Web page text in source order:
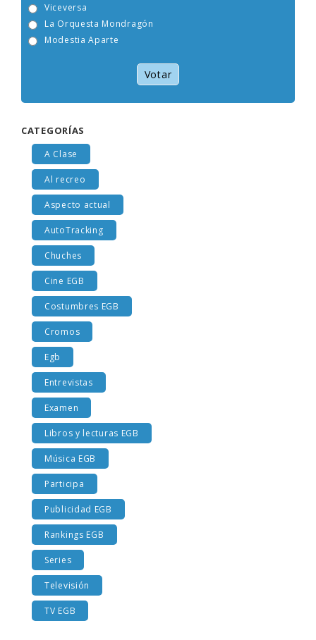
La Orquesta Mondragón
Modestia Aparte
Votar
CATEGORÍAS
A Clase
Al recreo
Aspecto actual
AutoTracking
Chuches
Cine EGB
Costumbres EGB
Cromos
Egb
Entrevistas
Examen
Libros y lecturas EGB
Música EGB
Participa
Publicidad EGB
Rankings EGB
Series
Televisión
TV EGB